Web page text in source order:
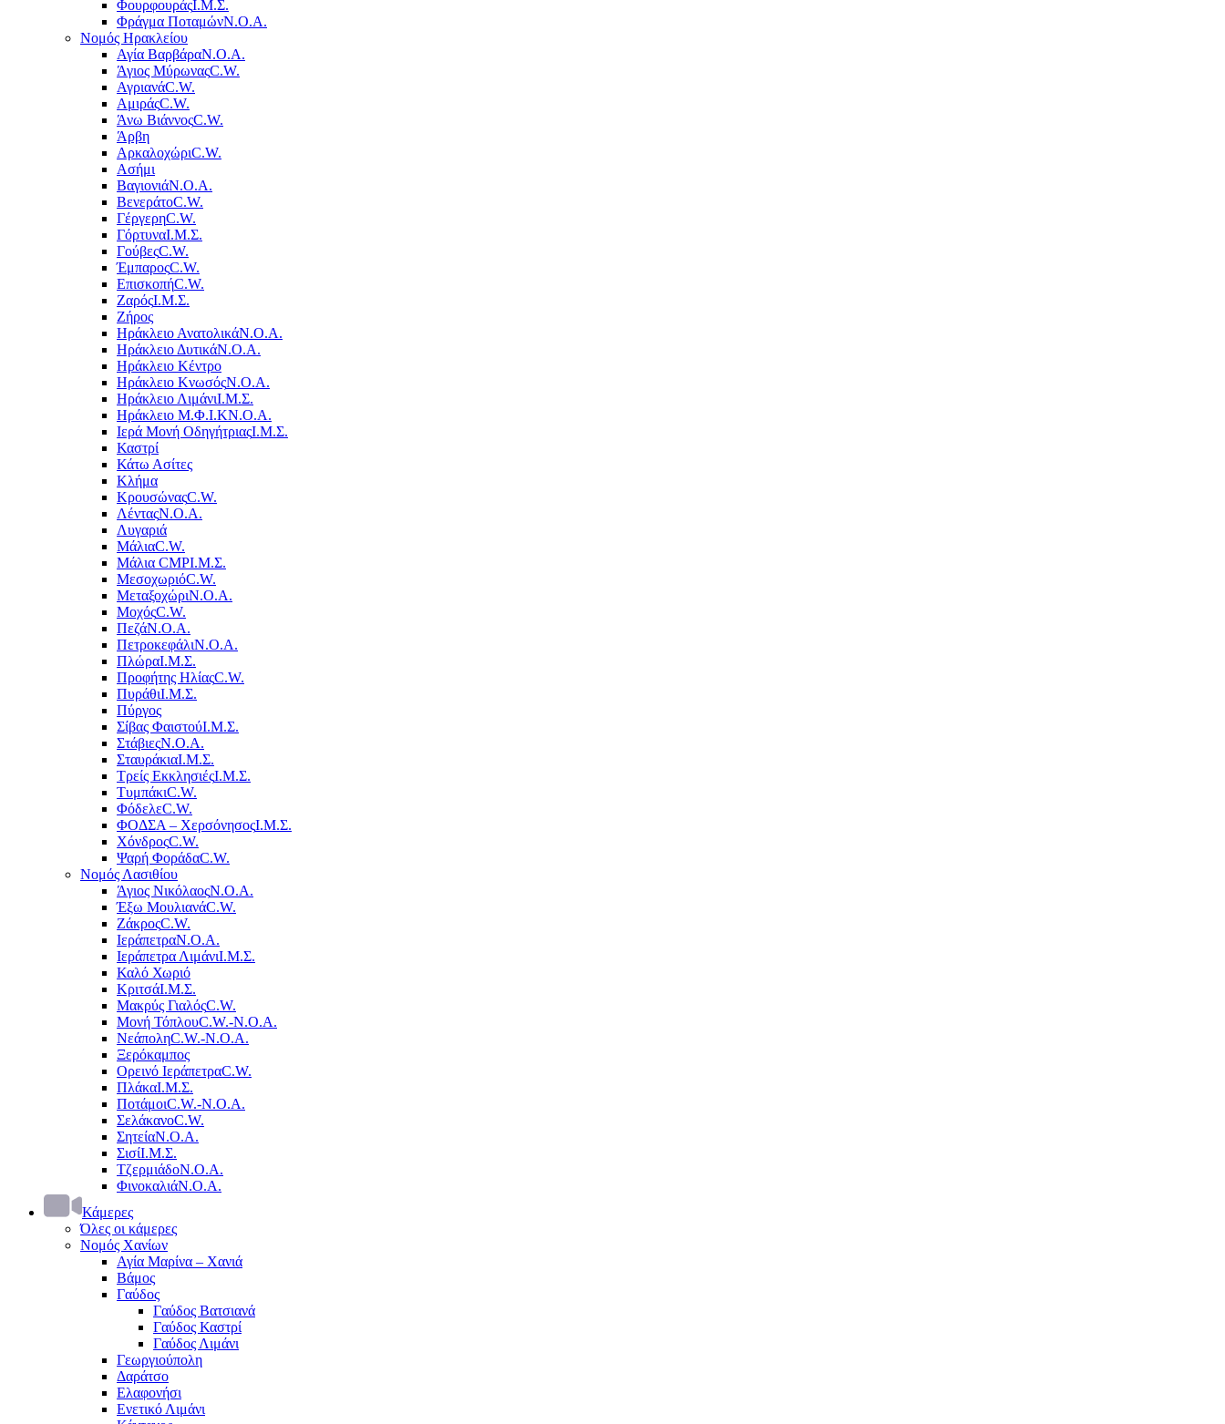
ΦουρφουράςΙ.Μ.Σ.
Φράγμα ΠοταμώνΝ.Ο.Α.
Νομός Ηρακλείου
Αγία ΒαρβάραΝ.Ο.Α.
Άγιος ΜύρωναςC.W.
ΑγριανάC.W.
ΑμιράςC.W.
Άνω ΒιάννοςC.W.
Άρβη
ΑρκαλοχώριC.W.
Ασήμι
ΒαγιονιάΝ.Ο.Α.
ΒενεράτοC.W.
ΓέργερηC.W.
ΓόρτυναΙ.Μ.Σ.
ΓούβεςC.W.
ΈμπαροςC.W.
ΕπισκοπήC.W.
ΖαρόςΙ.Μ.Σ.
Ζήρος
Ηράκλειο ΑνατολικάΝ.Ο.Α.
Ηράκλειο ΔυτικάΝ.Ο.Α.
Ηράκλειο Κέντρο
Ηράκλειο ΚνωσόςΝ.Ο.Α.
Ηράκλειο ΛιμάνιΙ.Μ.Σ.
Ηράκλειο Μ.Φ.Ι.ΚΝ.Ο.Α.
Ιερά Μονή ΟδηγήτριαςΙ.Μ.Σ.
Καστρί
Κάτω Ασίτες
Κλήμα
ΚρουσώναςC.W.
ΛένταςΝ.Ο.Α.
Λυγαριά
ΜάλιαC.W.
Μάλια CMPΙ.Μ.Σ.
ΜεσοχωριόC.W.
ΜεταξοχώριΝ.Ο.Α.
ΜοχόςC.W.
ΠεζάΝ.Ο.Α.
ΠετροκεφάλιΝ.Ο.Α.
ΠλώραΙ.Μ.Σ.
Προφήτης ΗλίαςC.W.
ΠυράθιΙ.Μ.Σ.
Πύργος
Σίβας ΦαιστούΙ.Μ.Σ.
ΣτάβιεςΝ.Ο.Α.
ΣταυράκιαΙ.Μ.Σ.
Τρείς ΕκκλησιέςΙ.Μ.Σ.
ΤυμπάκιC.W.
ΦόδελεC.W.
ΦΟΔΣΑ – ΧερσόνησοςΙ.Μ.Σ.
ΧόνδροςC.W.
Ψαρή ΦοράδαC.W.
Νομός Λασιθίου
Άγιος ΝικόλαοςΝ.Ο.Α.
Έξω ΜουλιανάC.W.
ΖάκροςC.W.
ΙεράπετραΝ.Ο.Α.
Ιεράπετρα ΛιμάνιΙ.Μ.Σ.
Καλό Χωριό
ΚριτσάΙ.Μ.Σ.
Μακρύς ΓιαλόςC.W.
Μονή ΤόπλουC.W.-Ν.Ο.Α.
ΝεάποληC.W.-Ν.Ο.Α.
Ξερόκαμπος
Ορεινό ΙεράπετραC.W.
ΠλάκαΙ.Μ.Σ.
ΠοτάμοιC.W.-Ν.Ο.Α.
ΣελάκανοC.W.
ΣητείαΝ.Ο.Α.
ΣισίΙ.Μ.Σ.
ΤζερμιάδοΝ.Ο.Α.
ΦινοκαλιάΝ.Ο.Α.
Κάμερες
Όλες οι κάμερες
Νομός Χανίων
Αγία Μαρίνα – Χανιά
Βάμος
Γαύδος
Γαύδος Βατσιανά
Γαύδος Καστρί
Γαύδος Λιμάνι
Γεωργιούπολη
Δαράτσο
Ελαφονήσι
Ενετικό Λιμάνι